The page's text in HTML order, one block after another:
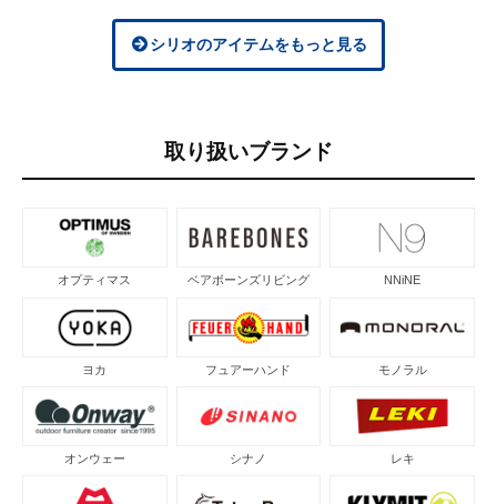
シリオのアイテムをもっと見る
取り扱いブランド
オプティマス ベアボーンズリビング NNiNE
ヨカ フュアーハンド モノラル
オンウェー シナノ レキ